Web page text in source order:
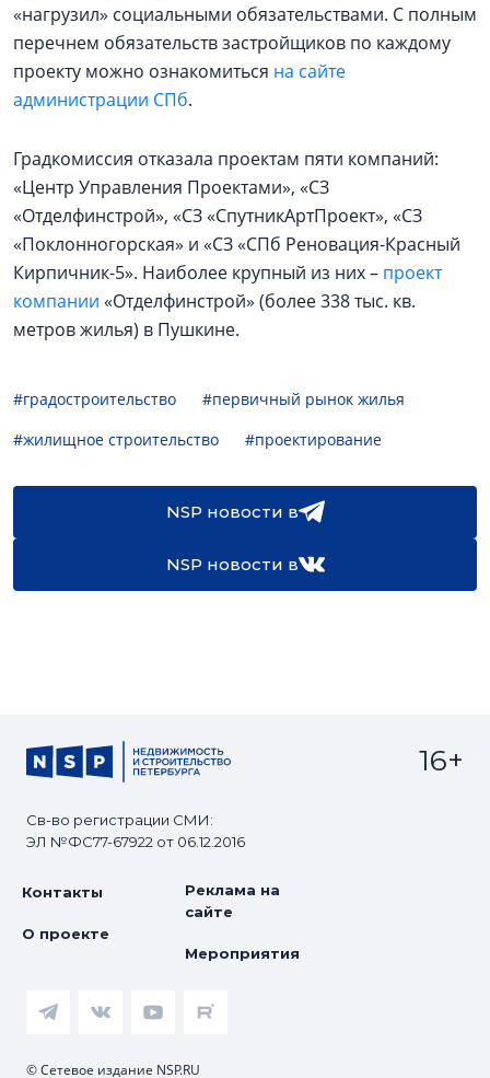
«нагрузил» социальными обязательствами. С полным
перечнем обязательств застройщиков по каждому
проекту можно ознакомиться на сайте
администрации СПб.
Градкомиссия отказала проектам пяти компаний:
«Центр Управления Проектами», «СЗ
«Отделфинстрой», «СЗ «СпутникАртПроект», «СЗ
«Поклонногорская» и «СЗ «СПб Реновация-Красный
Кирпичник-5». Наиболее крупный из них – проект
компании «Отделфинстрой» (более 338 тыс. кв.
метров жилья) в Пушкине.
#градостроительство
#первичный рынок жилья
#жилищное строительство
#проектирование
NSP новости в
NSP новости в
Св-во регистрации СМИ:
ЭЛ №ФС77-67922 от 06.12.2016
16+
Контакты
О проекте
Реклама на
сайте
Мероприятия
© Сетевое издание NSP.RU